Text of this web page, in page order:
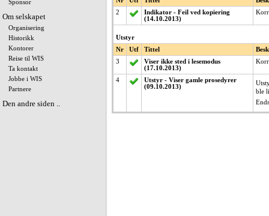
Sponsor
Om selskapet
Organisering
Historikk
Kontorer
Reise til WIS
Ta kontakt
Jobbe i WIS
Partnere
Den andre siden ..
2
Indikator - Feil ved kopiering
(14.10.2013)
Utstyr
Nr
Utf Tittel
3
Viser ikke sted i lesemodus
(17.10.2013)
4
Utstyr - Viser gamle prosedyrer
(09.10.2013)
ble